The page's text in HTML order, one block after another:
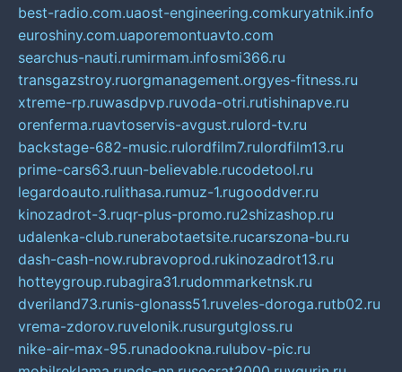
best-radio.com.uaost-engineering.comkuryatnik.info
euroshiny.com.uaporemontuavto.com
searchus-nauti.rumirmam.infosmi366.ru
transgazstroy.ruorgmanagement.orgyes-fitness.ru
xtreme-rp.ruwasdpvp.ruvoda-otri.rutishinapve.ru
orenferma.ruavtoservis-avgust.rulord-tv.ru
backstage-682-music.rulordfilm7.rulordfilm13.ru
prime-cars63.ruun-believable.rucodetool.ru
legardoauto.rulithasa.rumuz-1.rugooddver.ru
kinozadrot-3.ruqr-plus-promo.ru2shizashop.ru
udalenka-club.runerabotaetsite.rucarszona-bu.ru
dash-cash-now.rubravoprod.rukinozadrot13.ru
hotteygroup.rubagira31.rudommarketnsk.ru
dveriland73.runis-glonass51.ruveles-doroga.rutb02.ru
vrema-zdorov.ruvelonik.rusurgutgloss.ru
nike-air-max-95.runadookna.rulubov-pic.ru